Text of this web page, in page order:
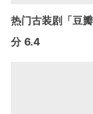
热门古装剧「豆
分 6.4